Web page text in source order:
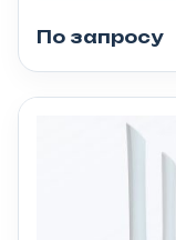
По запросу